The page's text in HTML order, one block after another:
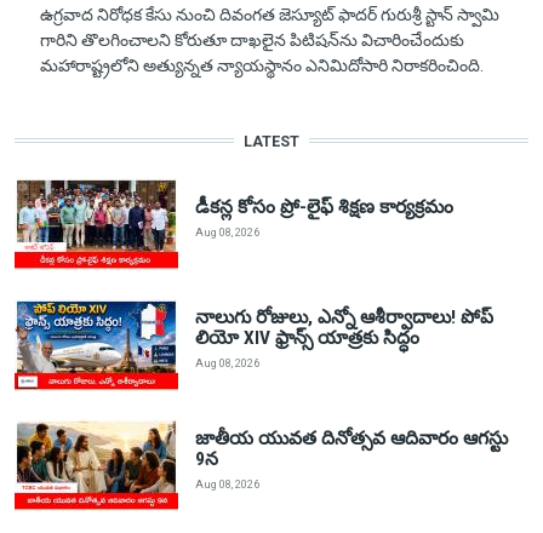
ఉగ్రవాద నిరోధక కేసు నుంచి దివంగత జెస్యూట్ ఫాదర్ గురుశ్రీ స్టాన్ స్వామి
గారిని తొలగించాలని కోరుతూ దాఖలైన పిటిషన్‌ను విచారించేందుకు
మహారాష్ట్రలోని అత్యున్నత న్యాయస్థానం ఎనిమిదోసారి నిరాకరించింది.
LATEST
డీకన్ల కోసం ప్రో-లైఫ్ శిక్షణ కార్యక్రమం
Aug 08, 2026
నాలుగు రోజులు, ఎన్నో ఆశీర్వాదాలు! పోప్
లియో XIV ఫ్రాన్స్ యాత్రకు సిద్ధం
Aug 08, 2026
జాతీయ యువత దినోత్సవ ఆదివారం ఆగస్టు
9న
Aug 08, 2026